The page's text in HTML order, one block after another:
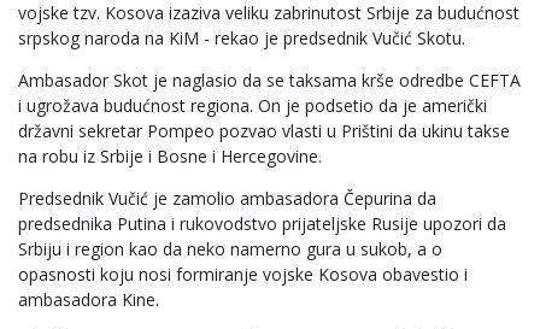
vojske tzv. Kosova izaziva veliku zabrinutost Srbije za budućnost
srpskog naroda na KiM - rekao je predsednik Vučić Skotu.
Ambasador Skot je naglasio da se taksama krše odredbe CEFTA
i ugrožava budućnost regiona. On je podsetio da je američki
državni sekretar Pompeo pozvao vlasti u Prištini da ukinu takse
na robu iz Srbije i Bosne i Hercegovine.
Predsednik Vučić je zamolio ambasadora Čepurina da
predsednika Putina i rukovodstvo prijateljske Rusije upozori da
Srbiju i region kao da neko namerno gura u sukob, a o
opasnosti koju nosi formiranje vojske Kosova obavestio i
ambasadora Kine.